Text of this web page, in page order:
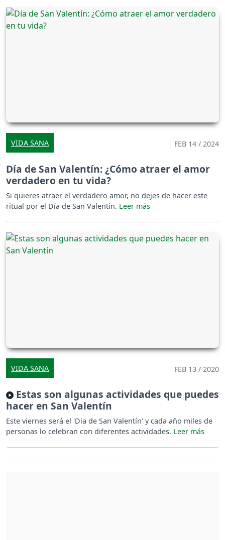
VIDA SANA FEB 14 / 2024
Día de San Valentín: ¿Cómo atraer el amor
verdadero en tu vida?
Si quieres atraer el verdadero amor, no dejes de hacer este
ritual por el Día de San Valentín.
VIDA SANA FEB 13 / 2020
Estas son algunas actividades que puedes
hacer en San Valentín
Este viernes será el 'Dia de San Valentín' y cada año miles de
personas lo celebran con diferentes actividades.